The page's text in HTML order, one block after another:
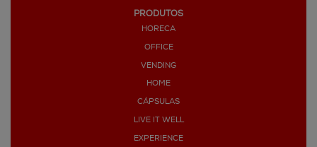
PRODUTOS
HORECA
OFFICE
VENDING
HOME
CÁPSULAS
LIVE IT WELL
EXPERIENCE